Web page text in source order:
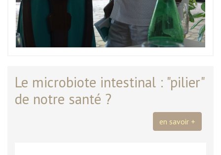
Le microbiote intestinal : "pilier"
de notre santé ?
en savoir +